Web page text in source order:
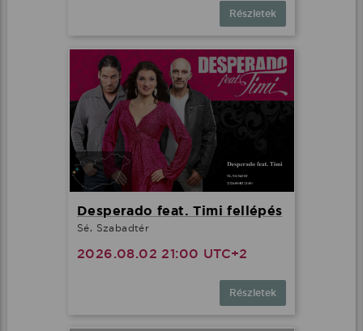
Részletek
Desperado feat. Timi fellépés
Sé, Szabadtér
2026.08.02 21:00 UTC+2
Részletek